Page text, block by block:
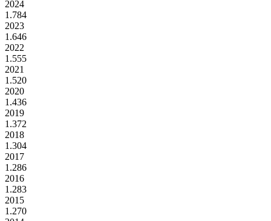
2024
1.784
2023
1.646
2022
1.555
2021
1.520
2020
1.436
2019
1.372
2018
1.304
2017
1.286
2016
1.283
2015
1.270